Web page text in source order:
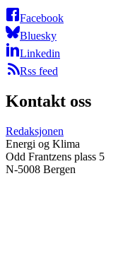
Facebook
Bluesky
Linkedin
Rss feed
Kontakt oss
Redaksjonen
Energi og Klima
Odd Frantzens plass 5
N-5008 Bergen